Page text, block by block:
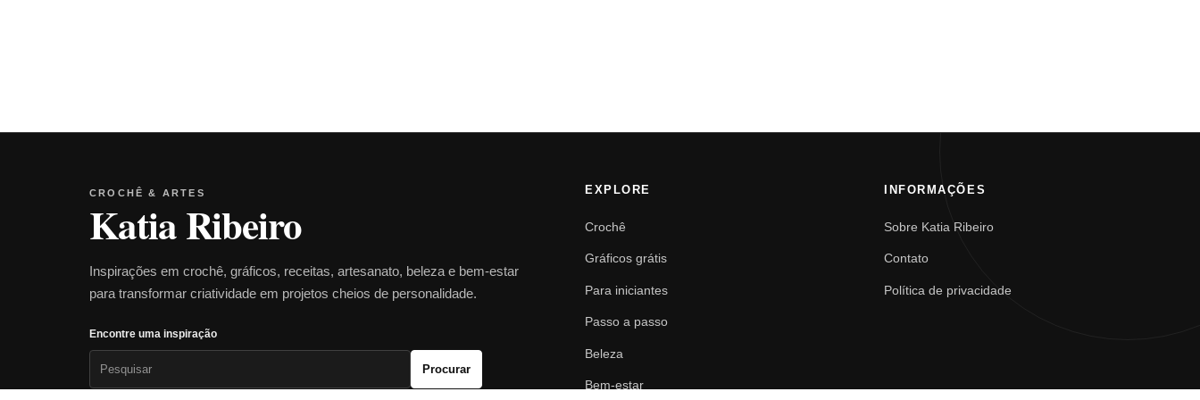
CROCHÊ & ARTES
Katia Ribeiro
Inspirações em crochê, gráficos, receitas, artesanato, beleza e bem-estar
para transformar criatividade em projetos cheios de personalidade.
Encontre uma inspiração
Procurar
EXPLORE
Crochê
Gráficos grátis
Para iniciantes
Passo a passo
Beleza
Bem-estar
INFORMAÇÕES
Sobre Katia Ribeiro
Contato
Política de privacidade